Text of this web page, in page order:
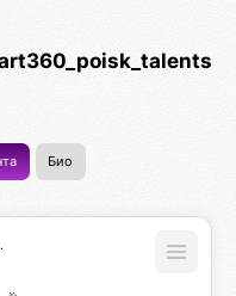
Био